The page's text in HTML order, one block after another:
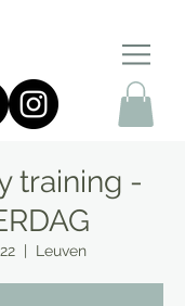
training -
Leuven